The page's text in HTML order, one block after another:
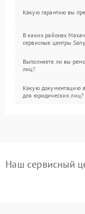
Какую гарантию вы
В каких районах
сервисные центры
Выполняете ли вы
лиц?
Какую документацию
для юридических лиц?
Наш сервисный